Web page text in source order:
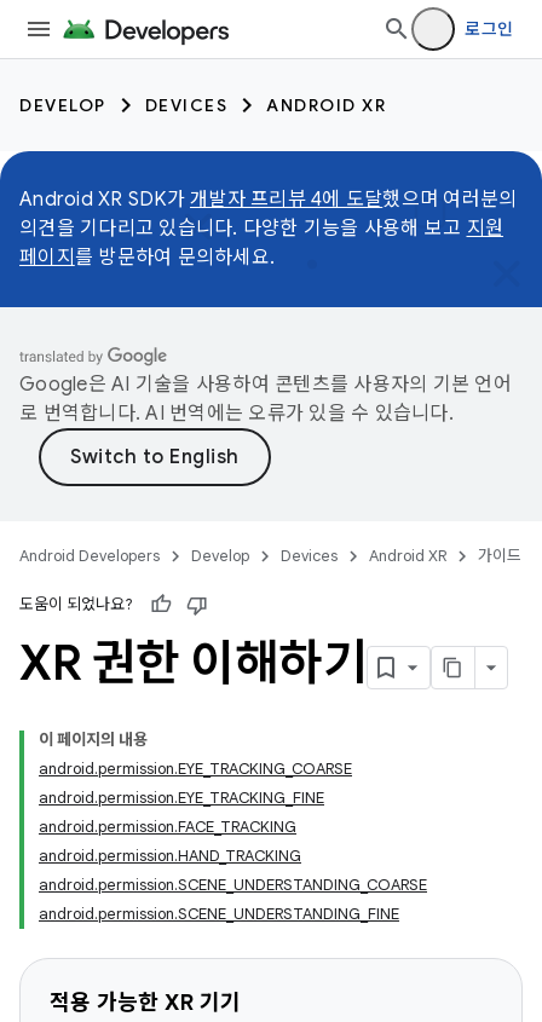
로그인
DEVELOP DEVICES ANDROID XR
Android XR SDK가 개발자 프리뷰 4에 도달했으며 여러분의
의견을 기다리고 있습니다. 다양한 기능을 사용해 보고 지원
페이지 를 방문하여 문의하세요.
Google은 AI 기술을 사용하여 콘텐츠를 사용자의 기본 언어
로 번역합니다. AI 번역에는 오류가 있을 수 있습니다.
Android Developers Develop Devices Android XR 가이드
도움이 되었나요?
XR 권한 이해하기
이 페이지의 내용
android.permission.EYE_TRACKING_COARSE
android.permission.EYE_TRACKING_FINE
android.permission.FACE_TRACKING
android.permission.HAND_TRACKING
android.permission.SCENE_UNDERSTANDING_COARSE
android.permission.SCENE_UNDERSTANDING_FINE
적용 가능한 XR 기기